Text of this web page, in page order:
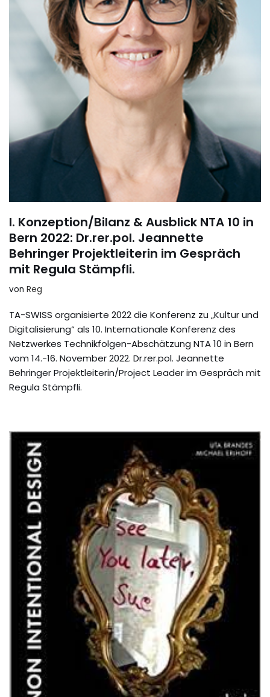
I. Konzeption/Bilanz & Ausblick NTA 10 in
Bern 2022: Dr.rer.pol. Jeannette
Behringer Projektleiterin im Gespräch
mit Regula Stämpfli.
von Reg
TA-SWISS organisierte 2022 die Konferenz zu „Kultur und
Digitalisierung“ als 10. Internationale Konferenz des
Netzwerkes Technikfolgen-Abschätzung NTA 10 in Bern
vom 14.-16. November 2022. Dr.rer.pol. Jeannette
Behringer Projektleiterin/Project Leader im Gespräch mit
Regula Stämpfli.